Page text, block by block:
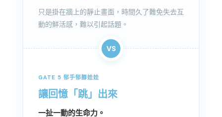
只是掛在牆上的靜止畫面，時間久了難免失去互
動的鮮活感，難以引起話題。
VS
GATE 5 郁手郁腳娃娃
讓回憶「跳」出來
一扯一動的生命力。